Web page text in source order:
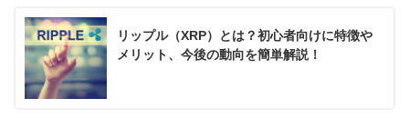
リップル（XRP）とは？初心者向けに特徴や
メリット、今後の動向を簡単解説！